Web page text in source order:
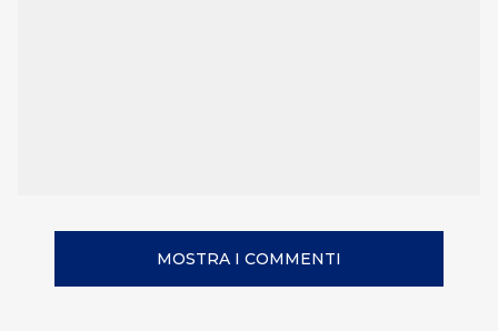
MOSTRA I COMMENTI